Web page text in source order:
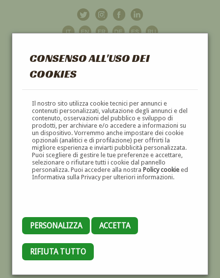
CONSENSO ALL'USO DEI
COOKIES
Il nostro sito utilizza cookie tecnici per annunci e
contenuti personalizzati, valutazione degli annunci e del
contenuto, osservazioni del pubblico e sviluppo di
prodotti, per archiviare e/o accedere a informazioni su
un dispositivo. Vorremmo anche impostare dei cookie
opzionali (analitici e di profilazione) per offrirti la
migliore esperienza e inviarti pubblicità personalizzata.
Puoi scegliere di gestire le tue preferenze e accettare,
selezionare o rifiutare tutti i cookie dal pannello
personalizza. Puoi accedere alla nostra Policy cookieed
Informativa sulla Privacy per ulteriori informazioni.
PERSONALIZZA ACCETTA
RIFIUTA TUTTO
GALLERIAD'ARTE
DIPINTI E SCULTURE '800 E '900